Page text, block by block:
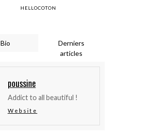
HELLOCOTON
Bio
Derniers
articles
poussine
Addict to all beautiful !
Website